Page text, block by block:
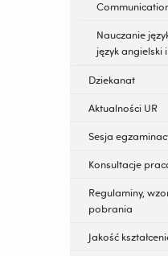
Nauczanie
język angielski
Dziekanat
Aktualności UR
Sesja
Konsultacje
Regulaminy,
pobrania
Jakość